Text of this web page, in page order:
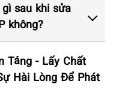
sau khi sửa
không?
Tảng - Lấy Chất
Hài Lòng Để Phát